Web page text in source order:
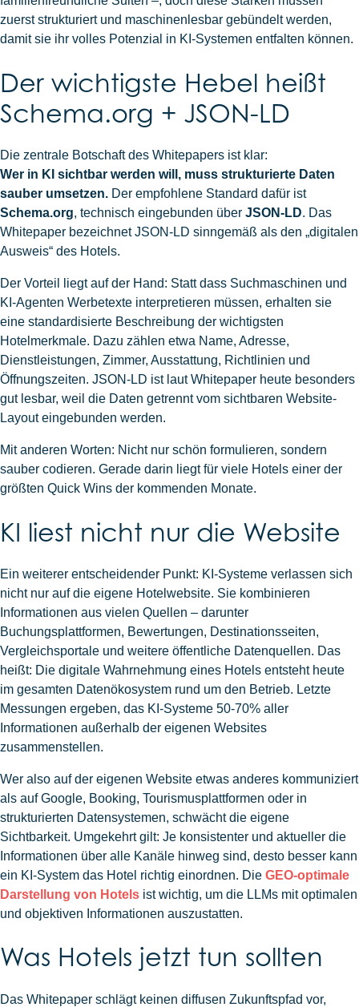
zuerst strukturiert und maschinenlesbar gebündelt werden,
damit sie ihr volles Potenzial in KI-Systemen entfalten können.
Der wichtigste Hebel heißt
Schema.org + JSON-LD
Die zentrale Botschaft des Whitepapers ist klar:
Wer in KI sichtbar werden will, muss strukturierte Daten
sauber umsetzen. Der empfohlene Standard dafür ist
Schema.org, technisch eingebunden über JSON-LD. Das
Whitepaper bezeichnet JSON-LD sinngemäß als den „digitalen
Ausweis“ des Hotels.
Der Vorteil liegt auf der Hand: Statt dass Suchmaschinen und
KI-Agenten Werbetexte interpretieren müssen, erhalten sie
eine standardisierte Beschreibung der wichtigsten
Hotelmerkmale. Dazu zählen etwa Name, Adresse,
Dienstleistungen, Zimmer, Ausstattung, Richtlinien und
Öffnungszeiten. JSON-LD ist laut Whitepaper heute besonders
gut lesbar, weil die Daten getrennt vom sichtbaren Website-
Layout eingebunden werden.
Mit anderen Worten: Nicht nur schön formulieren, sondern
sauber codieren. Gerade darin liegt für viele Hotels einer der
größten Quick Wins der kommenden Monate.
KI liest nicht nur die Website
Ein weiterer entscheidender Punkt: KI-Systeme verlassen sich
nicht nur auf die eigene Hotelwebsite. Sie kombinieren
Informationen aus vielen Quellen – darunter
Buchungsplattformen, Bewertungen, Destinationsseiten,
Vergleichsportale und weitere öffentliche Datenquellen. Das
heißt: Die digitale Wahrnehmung eines Hotels entsteht heute
im gesamten Datenökosystem rund um den Betrieb. Letzte
Messungen ergeben, das KI-Systeme 50-70% aller
Informationen außerhalb der eigenen Websites
zusammenstellen.
Wer also auf der eigenen Website etwas anderes kommuniziert
als auf Google, Booking, Tourismusplattformen oder in
strukturierten Datensystemen, schwächt die eigene
Sichtbarkeit. Umgekehrt gilt: Je konsistenter und aktueller die
Informationen über alle Kanäle hinweg sind, desto besser kann
ein KI-System das Hotel richtig einordnen. Die GEO-optimale
Darstellung von Hotels ist wichtig, um die LLMs mit optimalen
und objektiven Informationen auszustatten.
Was Hotels jetzt tun sollten
Das Whitepaper schlägt keinen diffusen Zukunftspfad vor,